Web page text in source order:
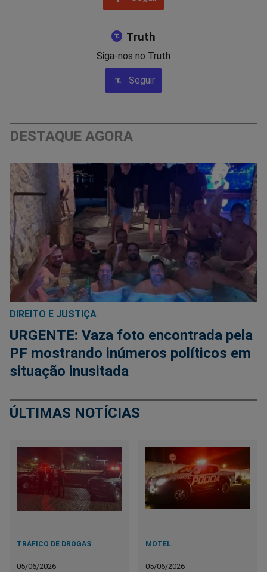
Truth
Siga-nos no Truth
Seguir
DESTAQUE AGORA
DIREITO E JUSTIÇA
URGENTE: Vaza foto encontrada pela
PF mostrando inúmeros políticos em
situação inusitada
ÚLTIMAS NOTÍCIAS
TRÁFICO DE DROGAS
05/06/2026
MOTEL
05/06/2026